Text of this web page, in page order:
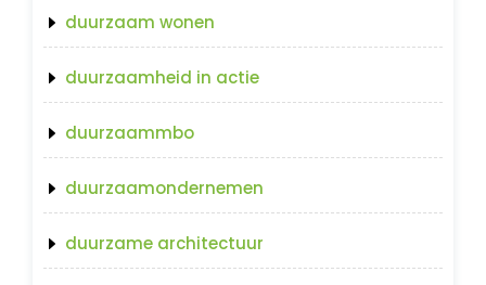
duurzaam wonen
duurzaamheid in actie
duurzaammbo
duurzaamondernemen
duurzame architectuur